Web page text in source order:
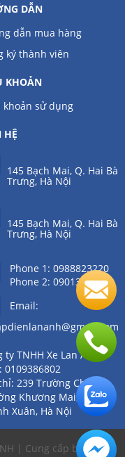
DẪN
dẫn mua hàng
ký thành viên
KHOẢN
sử dụng
HỆ
145 Bạch Mai, Q. Hai Bà
Trưng, Hà Nội
145 Bạch Mai, Q. Hai Bà
Trưng, Hà Nội
Phone 1: 0988823220
Phone 2: 0901361111
Email:
ty TNHH Xe Lan Anh
0109386802
239 Trường Chinh,
Khương Mai, quận
Xuân, Hà Nội
| Cung cấp bởiSapo